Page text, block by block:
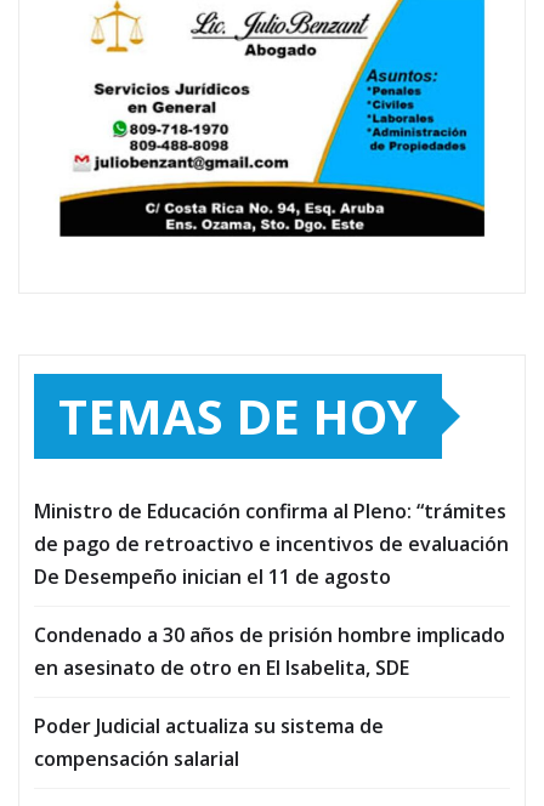
TEMAS DE HOY
Ministro de Educación confirma al Pleno: “trámites
de pago de retroactivo e incentivos de evaluación
De Desempeño inician el 11 de agosto
Condenado a 30 años de prisión hombre implicado
en asesinato de otro en El Isabelita, SDE
Poder Judicial actualiza su sistema de
compensación salarial